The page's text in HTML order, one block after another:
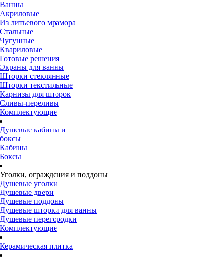
Ванны
Акриловые
Из литьевого мрамора
Стальные
Чугунные
Квариловые
Готовые решения
Экраны для ванны
Шторки стеклянные
Шторки текстильные
Карнизы для шторок
Сливы-переливы
Комплектующие
Душевые кабины и
боксы
Кабины
Боксы
Уголки, ограждения и поддоны
Душевые уголки
Душевые двери
Душевые поддоны
Душевые шторки для ванны
Душевые перегородки
Комплектующие
Керамическая плитка